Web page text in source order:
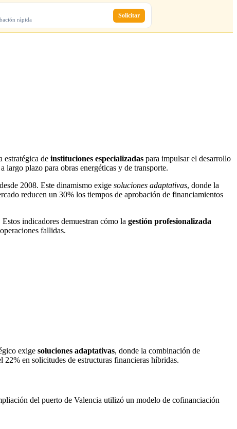
rápida
Solicitar
estratégica de instituciones especializadas para impulsar el desarrollo
plazo para obras energéticas y de transporte.
2008. Este dinamismo exige soluciones adaptativas, donde la
reducen un 30% los tiempos de aprobación de financiamientos
indicadores demuestran cómo la gestión profesionalizada
fallidas.
exige soluciones adaptativas, donde la combinación de
en solicitudes de estructuras financieras híbridas.
del puerto de Valencia utilizó un modelo de cofinanciación